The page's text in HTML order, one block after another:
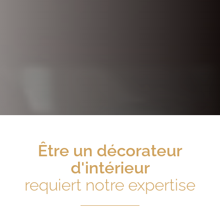
Être un décorateur
d'intérieur
requiert notre expertise